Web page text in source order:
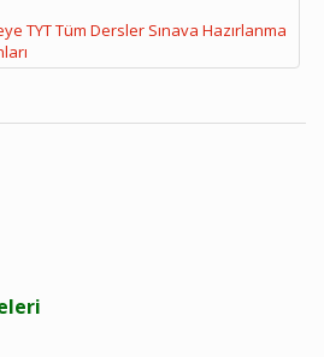
TYT Tüm Dersler Sınava Hazırlanma